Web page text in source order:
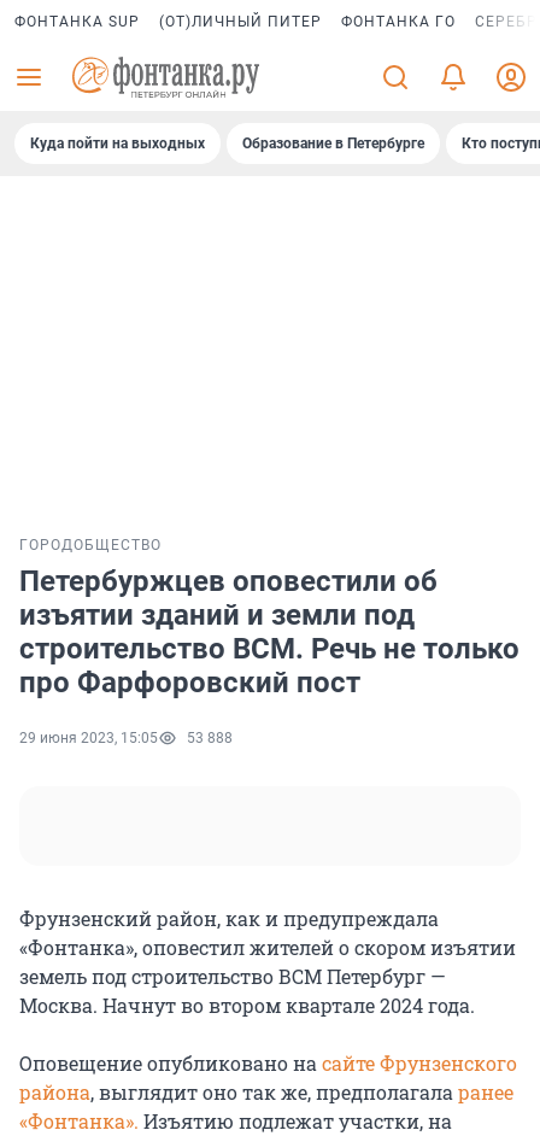
ФОНТАНКА SUP (ОТ)ЛИЧНЫЙ ПИТЕР ФОНТАНКА ГО
Куда пойти на выходных Образование в Петербурге Кто
ГОРОДОБЩЕСТВО
Петербуржцев оповестили об
изъятии зданий и земли под
строительство ВСМ. Речь не только
про Фарфоровский пост
29 июня 2023, 15:05 53 888
Фрунзенский район, как и предупреждала
«Фонтанка», оповестил жителей о скором изъятии
земель под строительство ВСМ Петербург —
Москва. Начнут во втором квартале 2024 года.
Оповещение опубликовано на сайте Фрунзенского
района, выглядит оно так же, предполагала ранее
«Фонтанка». Изъятию подлежат участки, на